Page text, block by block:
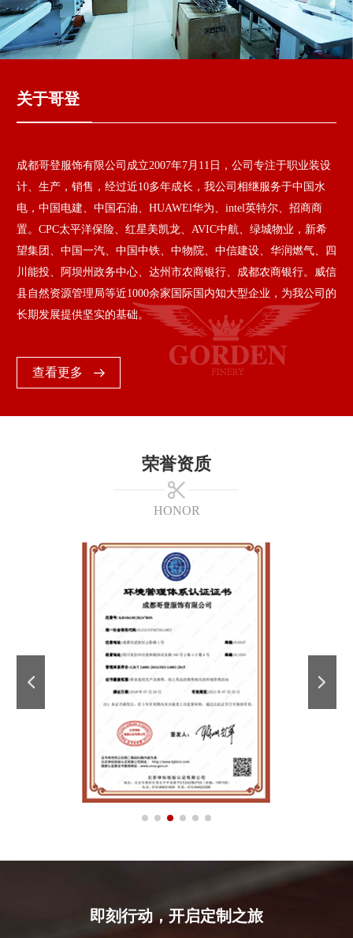
关于哥登
成都哥登服饰有限公司成立2007年7月11日，公司专注于职业装设
计、生产，销售，经过近10多年成长，我公司相继服务于中国水
电，中国电建、中国石油、HUAWEl华为、intel英特尔、招商商
置。CPC太平洋保险、红星美凯龙、AVIC中航、绿城物业，新希
望集团、中国一汽、中国中铁、中物院、中信建设、华润燃气、四
川能投、阿坝州政务中心、达州市农商银行、成都农商银行。威信
县自然资源管理局等近1000余家国际国内知大型企业，为我公司的
长期发展提供坚实的基础。
查看更多
荣誉资质
HONOR
即刻行动，开启定制之旅